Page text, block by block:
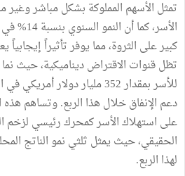
الأسر،
كبير على الثروة، مما يوفر تأثيراً إيجابياً
تظل قنوات الاقتراض ديناميكية، حيث نما
للأسر بمقدار 352 مليار دولار
دعم الإنفاق خلال هذا الربع. وتساهم
على استهلاك الأسر كمحرك رئيسي لزخم
الحقيقي، حيث يمثل ثلثي نمو الناتج
لهذا الربع.